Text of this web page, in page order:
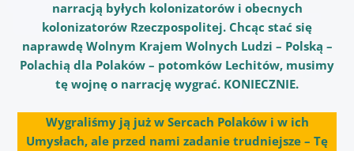
narracją byłych kolonizatorów i obecnych
kolonizatorów Rzeczpospolitej. Chcąc stać się
naprawdę Wolnym Krajem Wolnych Ludzi – Polską –
Polachią dla Polaków – potomków Lechitów, musimy
tę wojnę o narrację wygrać. KONIECZNIE.
Wygraliśmy ją już w Sercach Polaków i w ich
Umysłach, ale przed nami zadanie trudniejsze – Tę